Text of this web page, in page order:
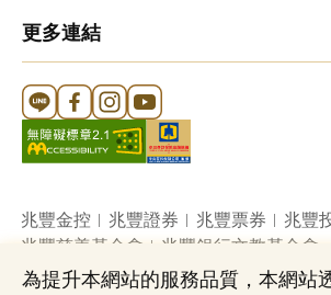
更多連結
Line 官方帳號
FB 官方帳號
Instagram 官方帳號
YouTube 官方帳號
兆豐金控 兆豐證券 兆豐票券 兆豐
兆豐慈善基金會
兆豐銀行文教基金會
為提升本網站的服務品質，本網站